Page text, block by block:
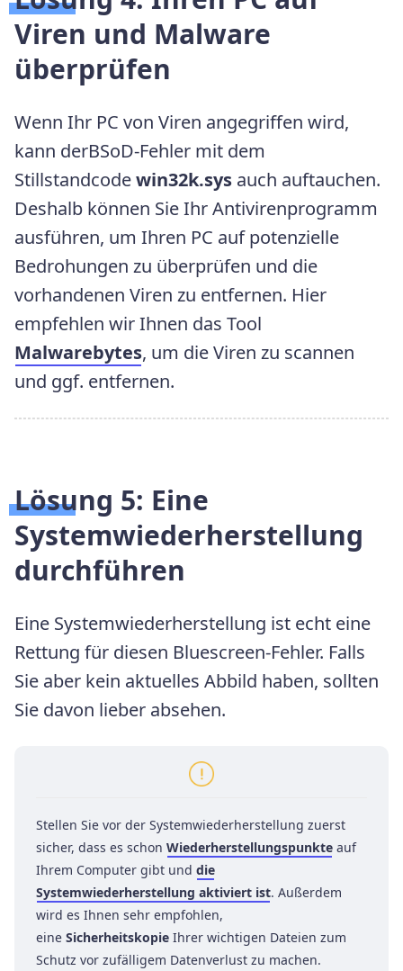
Viren und Malware
überprüfen
Wenn Ihr PC von Viren angegriffen wird,
kann derBSoD-Fehler mit dem
Stillstandcodewin32k.sys auch auftauchen.
Deshalb können Sie Ihr Antivirenprogramm
ausführen, um Ihren PC auf potenzielle
Bedrohungen zu überprüfen und die
vorhandenen Viren zu entfernen. Hier
empfehlen wir Ihnen das Tool
Malwarebytes, um die Viren zu scannen
und ggf. entfernen.
Lösung 5: Eine
Systemwiederherstellung
durchführen
Eine Systemwiederherstellung ist echt eine
Rettung für diesen Bluescreen-Fehler. Falls
Sie aber kein aktuelles Abbild haben, sollten
Sie davon lieber absehen.
Stellen Sie vor der Systemwiederherstellung zuerst
sicher, dass es schon Wiederherstellungspunkte auf
Ihrem Computer gibt und die
Systemwiederherstellung aktiviert ist. Außerdem
wird es Ihnen sehr empfohlen,
eine Sicherheitskopie Ihrer wichtigen Dateien zum
Schutz vor zufälligem Datenverlust zu machen.